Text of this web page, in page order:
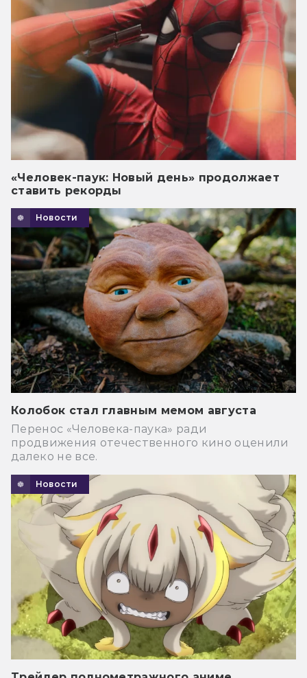
«Человек-паук: Новый день» продолжает
ставить рекорды
Новости
Колобок стал главным мемом августа
Перенос «Человека-паука» ради
продвижения отечественного кино оценили
далеко не все.
Новости